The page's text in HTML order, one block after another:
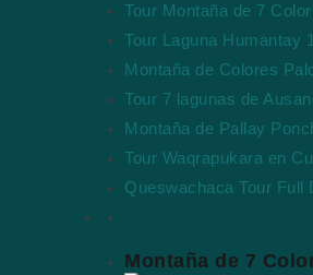
Tour Montaña de 7
Tour Laguna Humantay
Montaña de Colores
Tour 7 lagunas de
Montaña de Pallay
Tour Waqrapukara en
Queswachaca Tour Full
Montaña de 7